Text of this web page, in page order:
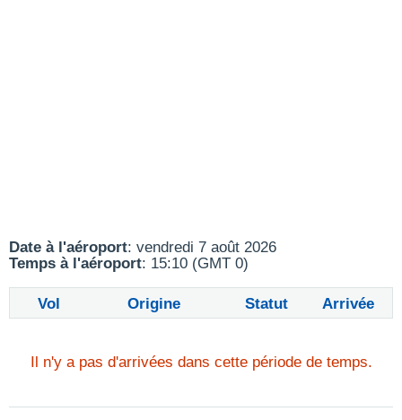
Date à l'aéroport: vendredi 7 août 2026
Temps à l'aéroport: 15:10 (GMT 0)
Vol Origine Statut Arrivée
Il n'y a pas d'arrivées dans cette période de temps.